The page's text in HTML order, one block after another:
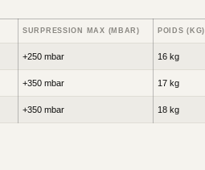
SURPRESSION MAX (MBAR) POIDS (KG)
+250 mbar 16 kg
+350 mbar 17 kg
+350 mbar 18 kg